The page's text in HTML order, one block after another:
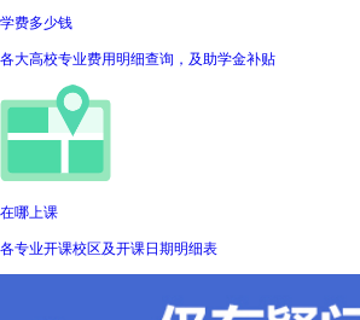
学费多少钱
各大高校专业费用明细查询，及助学金补贴
在哪上课
各专业开课校区及开课日期明细表